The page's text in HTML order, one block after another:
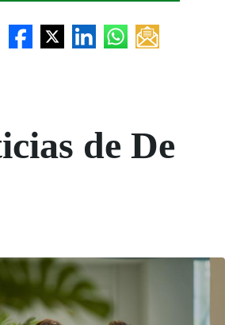
de De